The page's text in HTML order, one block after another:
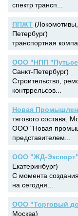
спектр трансп...
ППЖТ
Петербург)
транспортная
ООО "НПП
Санкт-Петербург)
Строительство,
контррельсов...
Новая
тягового состава,
ООО "Новая
представителем...
ООО "ЖД-
Екатеринбург)
С момента
на сегодня...
ООО "Торговый
Москва)